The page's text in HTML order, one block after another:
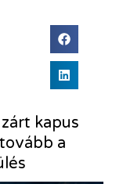
kapus
a